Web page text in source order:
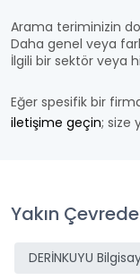
Arama teriminizin
Daha genel veya
İlgili bir sektör veya
Eğer spesifik bir
iletişime geçin; size
Yakın
DERİNKUYU